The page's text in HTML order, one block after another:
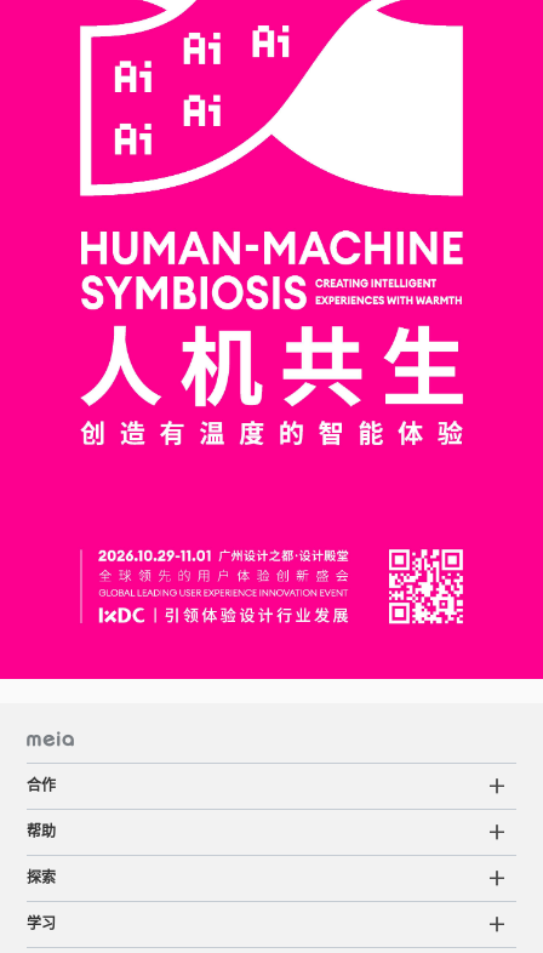
合作
帮助
探索
学习